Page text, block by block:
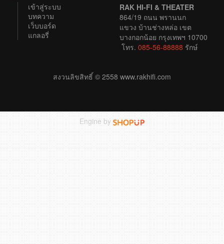
เข้าสู่ระบบ
บทความ
เว็บบอร์ด
แกลอรี่
RAK HI-FI & THEATER
864/19 ถนน พรานนก
แขวง บ้านช่างหล่อ เขต
บางกอกน้อย กรุงเทพฯ 10700
โทร. 085-56-88888 รักษ์
สงวนลิขสิทธิ์ © 2558 www.rakhifi.com
Engine by